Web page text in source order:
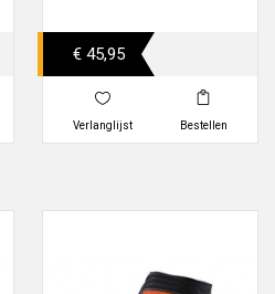
€ 45,95
Verlanglijst Bestellen